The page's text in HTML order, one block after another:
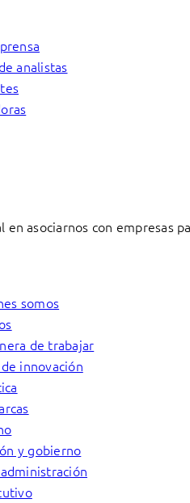
analistas
en asociarnos con empresas
somos
de trabajar
innovación
y gobierno